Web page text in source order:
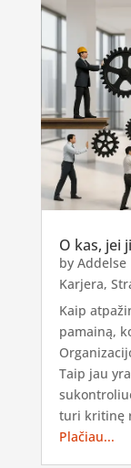
O kas, jei
by Addelse
Karjera,
Kaip
pamainą,
Taip jau
turi kritinę
Plačiau...